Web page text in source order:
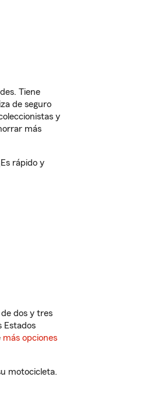
Tiene
de seguro
y
más
rápido y
dos y tres
Estados
más opciones
motocicleta.